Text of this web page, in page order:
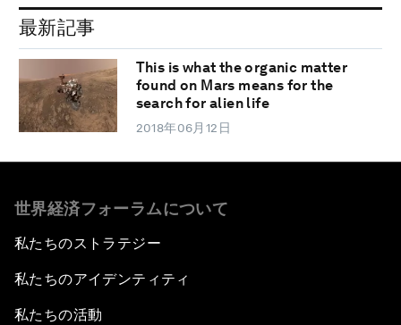
最新記事
This is what the organic matter
found on Mars means for the
search for alien life
2018年06月12日
世界経済フォーラムについて
私たちのストラテジー
私たちのアイデンティティ
私たちの活動